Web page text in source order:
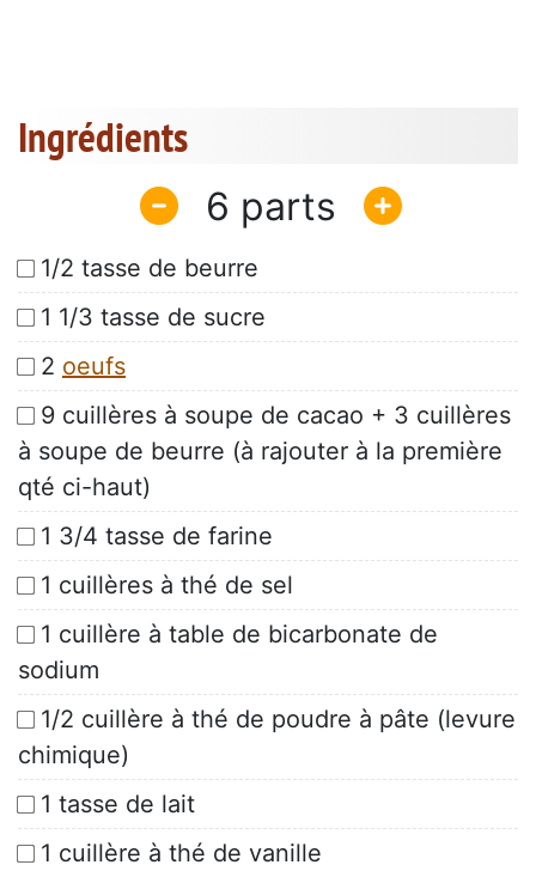
Ingrédients
6
1/2 tasse de beurre
1 1/3 tasse de sucre
2 oeufs
9 cuillères à soupe de cacao + 3 cuillères
à soupe de beurre (à rajouter à la première
qté ci-haut)
1 3/4 tasse de farine
1 cuillères à thé de sel
1 cuillère à table de bicarbonate de
sodium
1/2 cuillère à thé de poudre à pâte (levure
chimique)
1 tasse de lait
1 cuillère à thé de vanille